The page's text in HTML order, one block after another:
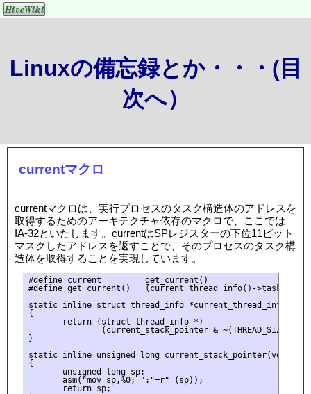
Linuxの備忘録とか・・・(目
次へ）
currentマクロ
currentマクロは、実行プロセスのタスク構造体のアドレスを
取得するためのアーキテクチャ依存のマクロで、ここでは
IA-32といたします。currentはSPレジスターの下位11ビット
マスクしたアドレスを返すことで、そのプロセスのタスク構
造体を取得することを実現しています。
#define current         get_current()
#define get_current()   (current_thread_info()->task)
static inline struct thread_info
{
       return (struct thread_info *)
(current_stack_pointer & ~(THREAD_SIZE -
}
static inline unsigned long current_stack_pointer(void)
{
       unsigned long sp;
       asm("mov sp,%0; ":"=r" (sp));
       return sp;